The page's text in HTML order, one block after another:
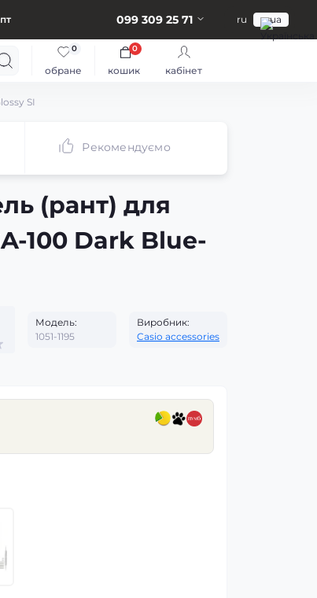
099 309 25 71 ru ua
обране
0
кошик
0
кабінет
SI
Рекомендуємо
(рант) для
100 Dark Blue-
Модель:
1051-1195
Виробник:
Casio accessories